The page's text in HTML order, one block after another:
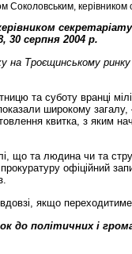
керівником
30 серпня 2004 р.
Троєщинському
та суботу вранці
широкому
квитка, з яким
що та людина чи та
офіційний
якщо
політичних і